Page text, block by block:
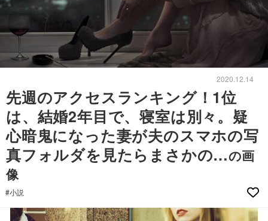
2020.12.14
先週のアクセスランキング！1位
は、結婚2年目で、寝室は別々。疑
心暗鬼になった妻が夫のスマホの写
真フォルダを見たらまさかの…の画
像
#小説